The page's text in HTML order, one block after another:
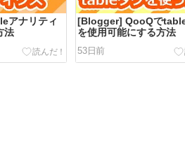
アナリティ
法
[Blogger] QooQで
を使用可能にする方法
53日前